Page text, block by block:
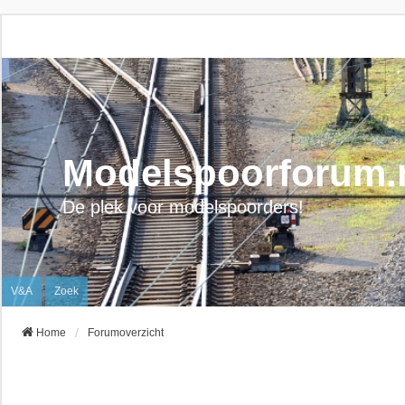
De plek voor modelspoorders!
V&A Zoek
Home Forumoverzicht